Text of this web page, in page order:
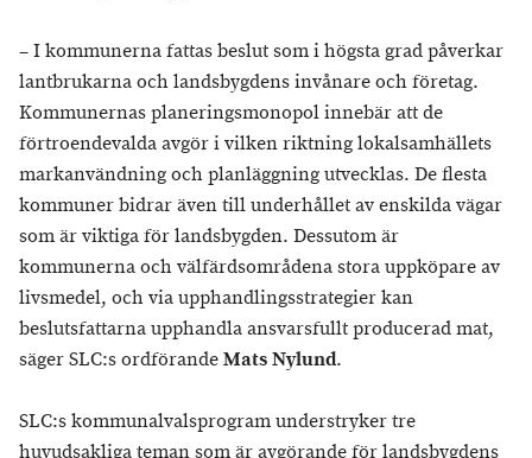
– I kommunerna fattas beslut som i högsta grad påverkar
lantbrukarna och landsbygdens invånare och företag.
Kommunernas planeringsmonopol innebär att de
förtroendevalda avgör i vilken riktning lokalsamhällets
markanvändning och planläggning utvecklas. De flesta
kommuner bidrar även till underhållet av enskilda vägar
som är viktiga för landsbygden. Dessutom är
kommunerna och välfärdsområdena stora uppköpare av
livsmedel, och via upphandlingsstrategier kan
beslutsfattarna upphandla ansvarsfullt producerad mat,
säger SLC:s ordförandeMats Nylund.
SLC:s kommunalvalsprogram understryker tre
huvudsakliga teman som är avgörande för landsbygdens